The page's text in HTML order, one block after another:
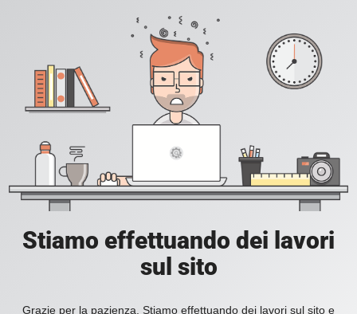
Stiamo effettuando dei lavori
sul sito
Grazie per la pazienza. Stiamo effettuando dei lavori sul sito e